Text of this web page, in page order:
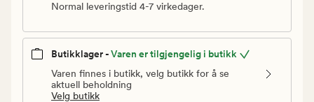
Normal leveringstid 4-7 virkedager.
Butikklager -Varen er tilgjengelig i butikk
Varen finnes i butikk, velg butikk for å se
aktuell beholdning
Velg butikk